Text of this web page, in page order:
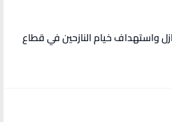
واستهداف خيام النازحين في قطاع